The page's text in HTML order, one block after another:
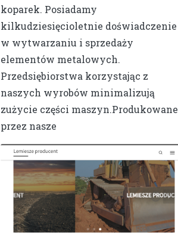
koparek. Posiadamy
kilkudziesięcioletnie doświadczenie
w wytwarzaniu i sprzedaży
elementów metalowych.
Przedsiębiorstwa korzystając z
naszych wyrobów minimalizują
zużycie części maszyn.Produkowane
przez nasze